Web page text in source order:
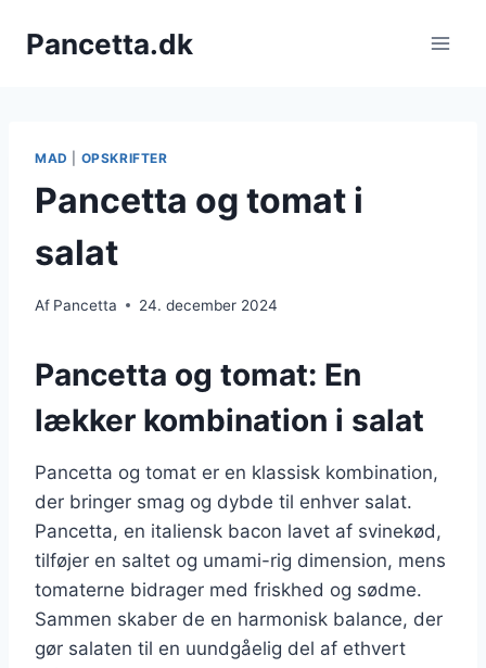
Pancetta.dk
MAD OPSKRIFTER
Pancetta og tomat i
salat
Af Pancetta 24. december 2024
Pancetta og tomat: En
lækker kombination i salat
Pancetta og tomat er en klassisk kombination,
der bringer smag og dybde til enhver salat.
Pancetta, en italiensk bacon lavet af svinekød,
tilføjer en saltet og umami-rig dimension, mens
tomaterne bidrager med friskhed og sødme.
Sammen skaber de en harmonisk balance, der
gør salaten til en uundgåelig del af ethvert